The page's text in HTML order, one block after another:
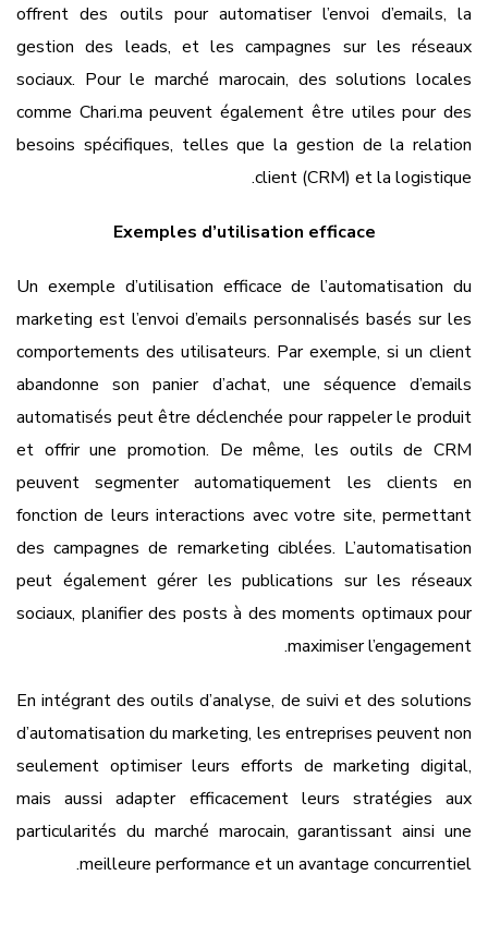
offrent des outils pour automatiser l’envoi d’emails, la
gestion des leads, et les campagnes sur les réseaux
sociaux. Pour le marché marocain, des solutions locales
comme Chari.ma peuvent également être utiles pour des
besoins spécifiques, telles que la gestion de la relation
client (CRM) et la logistique.
Exemples d’utilisation efficace
Un exemple d’utilisation efficace de l’automatisation du
marketing est l’envoi d’emails personnalisés basés sur les
comportements des utilisateurs. Par exemple, si un client
abandonne son panier d’achat, une séquence d’emails
automatisés peut être déclenchée pour rappeler le produit
et offrir une promotion. De même, les outils de CRM
peuvent segmenter automatiquement les clients en
fonction de leurs interactions avec votre site, permettant
des campagnes de remarketing ciblées. L’automatisation
peut également gérer les publications sur les réseaux
sociaux, planifier des posts à des moments optimaux pour
maximiser l’engagement.
En intégrant des outils d’analyse, de suivi et des solutions
d’automatisation du marketing, les entreprises peuvent non
seulement optimiser leurs efforts de marketing digital,
mais aussi adapter efficacement leurs stratégies aux
particularités du marché marocain, garantissant ainsi une
meilleure performance et un avantage concurrentiel.